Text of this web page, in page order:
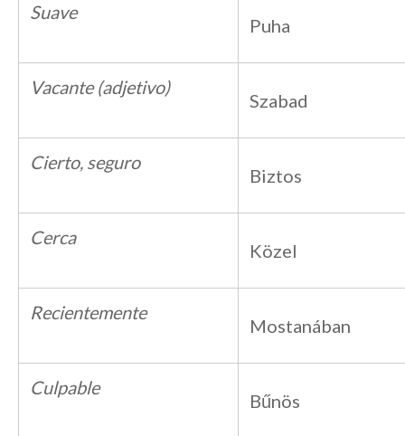
Suave
Puha
Vacante (adjetivo)
Szabad
Cierto, seguro
Biztos
Cerca
Közel
Recientemente
Mostanában
Culpable
Bűnös